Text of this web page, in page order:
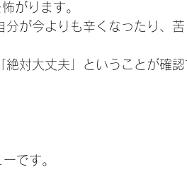
がります。
が今よりも辛くなったり、
対大丈夫」ということが確
です。